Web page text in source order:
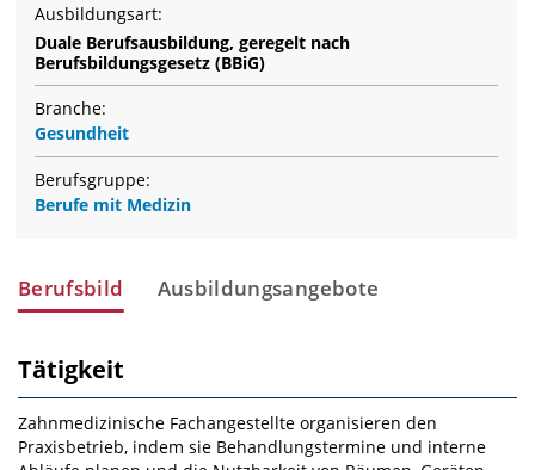
Ausbildungsart:
Duale Berufsausbildung, geregelt nach
Berufsbildungsgesetz (BBiG)
Branche:
Gesundheit
Berufsgruppe:
Berufe mit Medizin
Berufsbild Ausbildungsangebote
Tätigkeit
Zahnmedizinische Fachangestellte organisieren den
Praxisbetrieb, indem sie Behandlungstermine und interne